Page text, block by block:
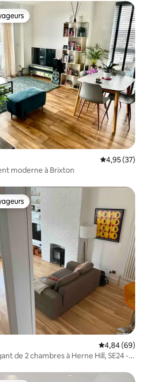
Évaluation
4,95 (37)
moderne à Brixton
Évaluation
4,84 (69)
de 2 chambres à Herne Hill, SE24 -